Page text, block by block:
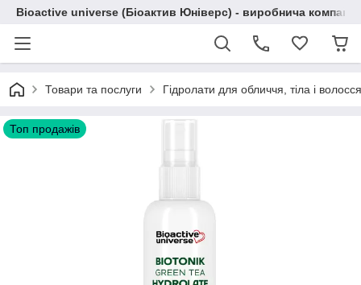
Bioactive universe (Біоактив Юніверс) - виробнича
Товари та послуги Гідролати для обличчя, тіла і
Топ продажів